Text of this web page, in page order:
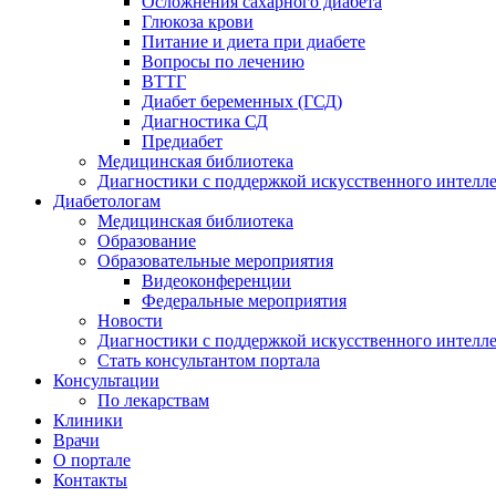
Глюкоза крови
Питание и диета при диабете
Вопросы по лечению
ВТТГ
Диабет беременных (ГСД)
Диагностика СД
Предиабет
Медицинская библиотека
Диагностики с поддержкой искусственного
Диабетологам
Медицинская библиотека
Образование
Образовательные мероприятия
Видеоконференции
Федеральные мероприятия
Новости
Диагностики с поддержкой искусственного
Стать консультантом портала
Консультации
По лекарствам
Клиники
Врачи
О портале
Контакты